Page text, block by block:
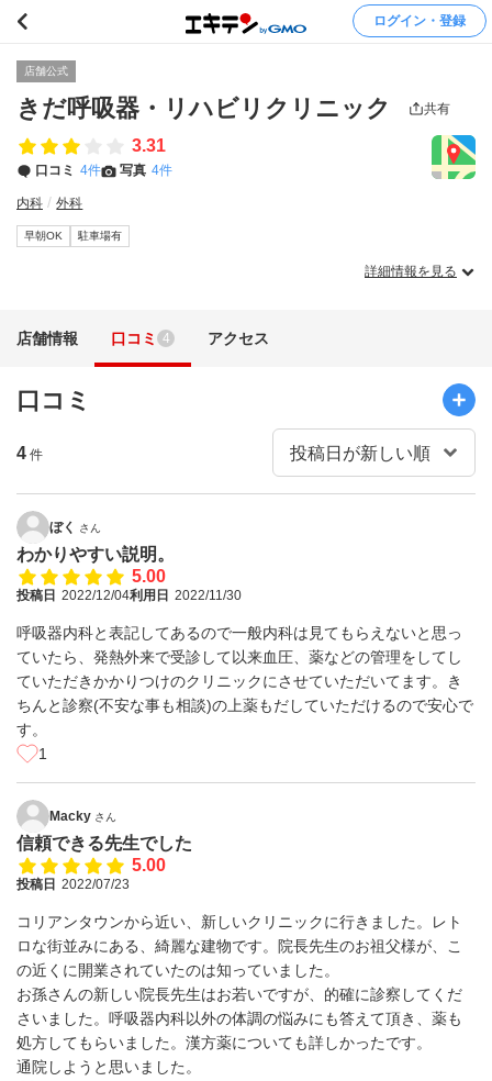
ログイン・登録
店舗公式
きだ呼吸器・リハビリクリニック 共有
3.31
口コミ 4件 写真 4件
内科 外科
早朝OK 駐車場有
詳細情報を見る
店舗情報 口コミ 4 アクセス
口コミ
4 件
ぼく さん
わかりやすい説明。
5.00
投稿日 2022/12/04利用日 2022/11/30
呼吸器内科と表記してあるので一般内科は見てもらえないと思っ
ていたら、発熱外来で受診して以来血圧、薬などの管理をしてし
ていただきかかりつけのクリニックにさせていただいてます。き
ちんと診察(不安な事も相談)の上薬もだしていただけるので安心で
す。
1
Macky さん
信頼できる先生でした
5.00
投稿日 2022/07/23
コリアンタウンから近い、新しいクリニックに行きました。レト
ロな街並みにある、綺麗な建物です。院長先生のお祖父様が、こ
の近くに開業されていたのは知っていました。
お孫さんの新しい院長先生はお若いですが、的確に診察してくだ
さいました。呼吸器内科以外の体調の悩みにも答えて頂き、薬も
処方してもらいました。漢方薬についても詳しかったです。
通院しようと思いました。